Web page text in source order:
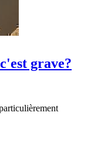
grave?